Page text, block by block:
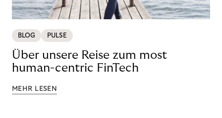
BLOG PULSE
Über unsere Reise zum most
human-centric FinTech
MEHR LESEN